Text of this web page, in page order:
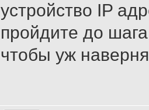
устройство IP
пройдите до
чтобы уж